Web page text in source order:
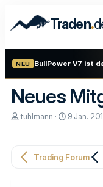
Traden.
NEU BullPower V7 ist
Neues
E
e
tuhlmann
E
e
9 Jan.
Trading Forum